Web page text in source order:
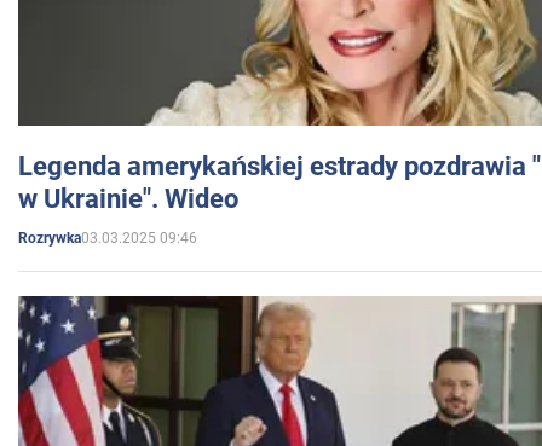
Legenda amerykańskiej estrady pozdrawia
w Ukrainie". Wideo
Rozrywka03.03.2025 09:46